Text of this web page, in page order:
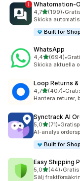
4,7av 5 stjärnor
(199)
199 recensioner
•
Skicka
Built for
WhatsApp
4,4av 5 stjärnor
(694)
694 recensioner
•
Skicka aktuella
Loop Returns &
4,7av 5 stjärnor
(407)
407 recensioner
•
Hantera returer,
Synctrack AI
5,0av 5 stjärnor
(71)
71 recensioner
•
AI-analys
Built for
Easy Shipping
5,0av 5 stjärnor
(44)
44 recensioner
•Gratis
Sälj